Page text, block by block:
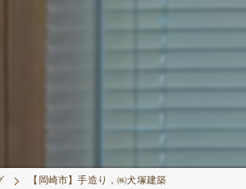
【岡崎市】手造り，㈱犬塚建築